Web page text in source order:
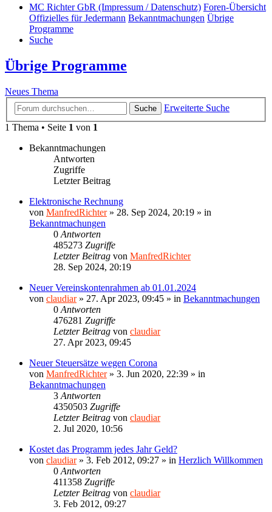
MC Richter GbR (Impressum / Datenschutz) Foren-Übersicht
Offizielles für Jedermann Bekanntmachungen Übrige
Programme
Suche
Übrige Programme
Neues Thema
Suche
Erweiterte Suche
1 Thema • Seite 1 von 1
Bekanntmachungen
Antworten
Zugriffe
Letzter Beitrag
Elektronische Rechnung
von ManfredRichter» 28. Sep 2024, 20:19 » in
Bekanntmachungen
0 Antworten
485273 Zugriffe
Letzter Beitrag von ManfredRichter
28. Sep 2024, 20:19
Neuer Vereinskontenrahmen ab 01.01.2024
von claudiar» 27. Apr 2023, 09:45 » in Bekanntmachungen
0 Antworten
476281 Zugriffe
Letzter Beitrag von claudiar
27. Apr 2023, 09:45
Neuer Steuersätze wegen Corona
von ManfredRichter» 3. Jun 2020, 22:39 » in
Bekanntmachungen
3 Antworten
4350503 Zugriffe
Letzter Beitrag von claudiar
2. Jul 2020, 10:56
Kostet das Programm jedes Jahr Geld?
von claudiar» 3. Feb 2012, 09:27 » in Herzlich Willkommen
0 Antworten
411358 Zugriffe
Letzter Beitrag von claudiar
3. Feb 2012, 09:27